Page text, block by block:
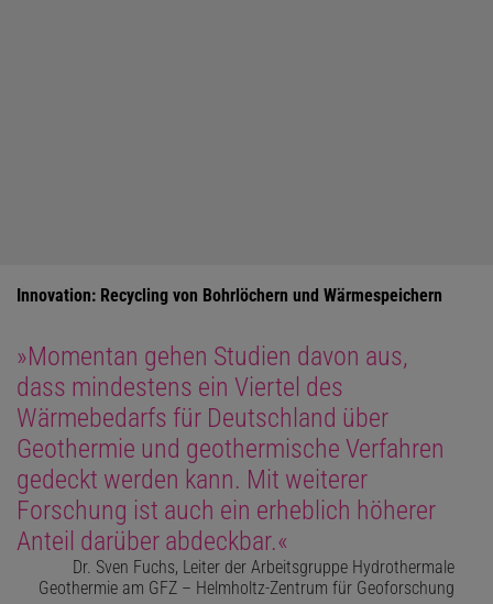
Innovation: Recycling von Bohrlöchern und Wärmespeichern
»Momentan gehen Studien davon aus,
dass mindestens ein Viertel des
Wärmebedarfs für Deutschland über
Geothermie und geothermische Verfahren
gedeckt werden kann. Mit weiterer
Forschung ist auch ein erheblich höherer
Anteil darüber abdeckbar.«
Dr. Sven Fuchs, Leiter der Arbeitsgruppe Hydrothermale
Geothermie am GFZ – Helmholtz-Zentrum für Geoforschung